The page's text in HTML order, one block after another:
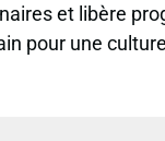
et libère
pour une